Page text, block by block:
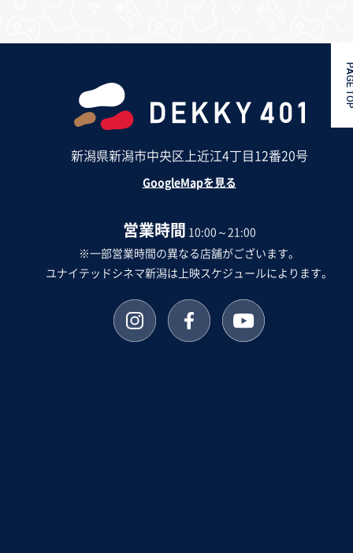
新潟県新潟市中央区上近江4丁目12番20号
GoogleMapを見る
営業時間 10:00～21:00
※一部営業時間の異なる店舗がございます。
ユナイテッドシネマ新潟は上映スケジュールによります。